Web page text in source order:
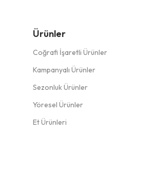
Ürünler
Coğrafi İşaretli Ürünler
Kampanyalı Ürünler
Sezonluk Ürünler
Yöresel Ürünler
Et Ürünleri